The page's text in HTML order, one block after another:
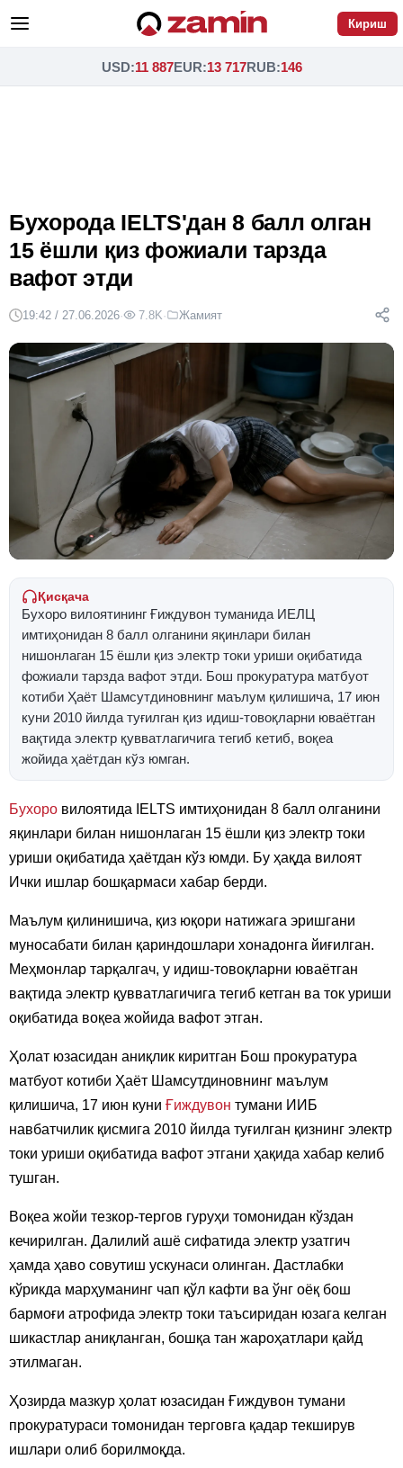
Кириш
USD:11 887EUR:13 717RUB:146
Бухорода IELTS'дан 8 балл олган
15 ёшли қиз фожиали тарзда
вафот этди
19:42 / 27.06.2026· 7.8K· Жамият
Қисқача
Бухоро вилоятининг Ғиждувон туманида ИЕЛЦ
имтиҳонидан 8 балл олганини яқинлари билан
нишонлаган 15 ёшли қиз электр токи уриши оқибатида
фожиали тарзда вафот этди. Бош прокуратура матбуот
котиби Ҳаёт Шамсутдиновнинг маълум қилишича, 17 июн
куни 2010 йилда туғилган қиз идиш-товоқларни юваётган
вақтида электр қувватлагичига тегиб кетиб, воқеа
жойида ҳаётдан кўз юмган.
Бухоро вилоятида IELTS имтиҳонидан 8 балл олганини
яқинлари билан нишонлаган 15 ёшли қиз электр токи
уриши оқибатида ҳаётдан кўз юмди. Бу ҳақда вилоят
Ички ишлар бошқармаси хабар берди.
Маълум қилинишича, қиз юқори натижага эришгани
муносабати билан қариндошлари хонадонга йиғилган.
Меҳмонлар тарқалгач, у идиш-товоқларни юваётган
вақтида электр қувватлагичига тегиб кетган ва ток уриши
оқибатида воқеа жойида вафот этган.
Ҳолат юзасидан аниқлик киритган Бош прокуратура
матбуот котиби Ҳаёт Шамсутдиновнинг маълум
қилишича, 17 июн куни Ғиждувон тумани ИИБ
навбатчилик қисмига 2010 йилда туғилган қизнинг электр
токи уриши оқибатида вафот этгани ҳақида хабар келиб
тушган.
Воқеа жойи тезкор-тергов гуруҳи томонидан кўздан
кечирилган. Далилий ашё сифатида электр узатгич
ҳамда ҳаво совутиш ускунаси олинган. Дастлабки
кўрикда марҳуманинг чап қўл кафти ва ўнг оёқ бош
бармоғи атрофида электр токи таъсиридан юзага келган
шикастлар аниқланган, бошқа тан жароҳатлари қайд
этилмаган.
Ҳозирда мазкур ҳолат юзасидан Ғиждувон тумани
прокуратураси томонидан терговга қадар текширув
ишлари олиб борилмоқда.